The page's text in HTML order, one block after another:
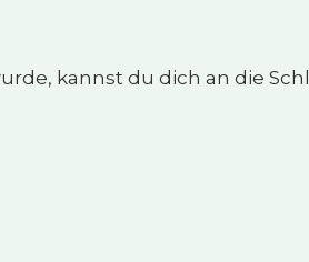
kannst du dich an die